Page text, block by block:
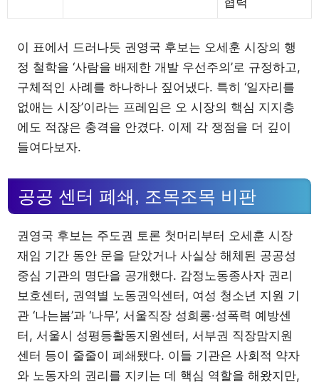
이 표에서 드러나듯 권영국 후보는 오세훈 시장의 행
정 철학을 ‘사람을 배제한 개발 우선주의’로 규정하고,
구체적인 사례를 하나하나 짚어냈다. 특히 ‘일자리를
없애는 시장’이라는 프레임은 오 시장의 핵심 지지층
에도 적잖은 충격을 안겼다. 이제 각 쟁점을 더 깊이
들여다보자.
공공 센터 폐쇄, 조목조목 비판
권영국 후보는 주도권 토론 첫머리부터 오세훈 시장
재임 기간 동안 문을 닫았거나 사실상 해체된 공공성
중심 기관의 명단을 공개했다. 감정노동종사자 권리
보호센터, 권역별 노동권익센터, 여성 청소년 지원 기
관 ‘나는봄’과 ‘나무’, 서울직장 성희롱·성폭력 예방센
터, 서울시 성평등활동지원센터, 서부권 직장맘지원
센터 등이 줄줄이 폐쇄됐다. 이들 기관은 사회적 약자
와 노동자의 권리를 지키는 데 핵심 역할을 해왔지만,